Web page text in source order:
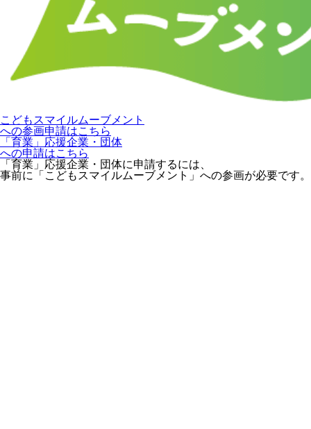
こどもスマイルムーブメント
への参画申請はこちら
「育業」応援企業・団体
への申請はこちら
「育業」応援企業・団体に申請するには、
事前に「こどもスマイルムーブメント」への参画が必要です。